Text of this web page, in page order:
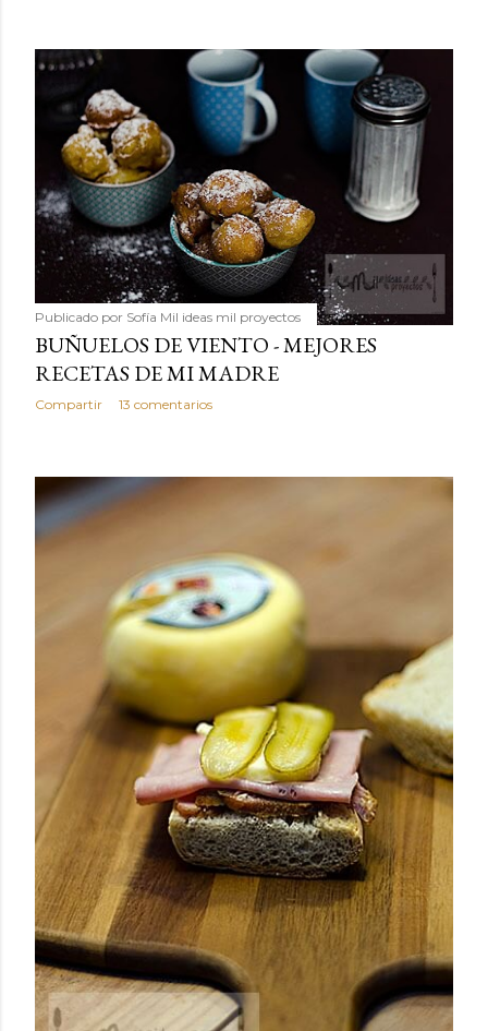
Publicado por Sofía Mil ideas mil proyectos
BUÑUELOS DE VIENTO - MEJORES
RECETAS DE MI MADRE
Compartir 13 comentarios